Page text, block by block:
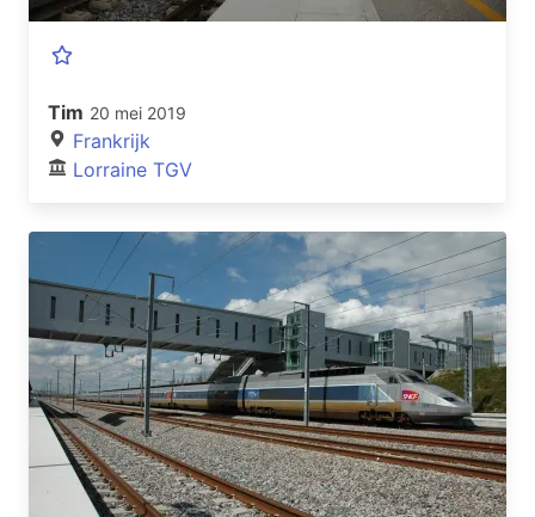
Tim 20 mei 2019
Frankrijk
Lorraine TGV